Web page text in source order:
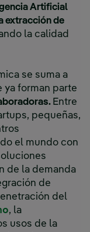
Artificial
extracción de
la calidad
se suma a
ya forman parte
Entre
pequeñas,
el mundo con
de la demanda
de
del
, la
usos de la